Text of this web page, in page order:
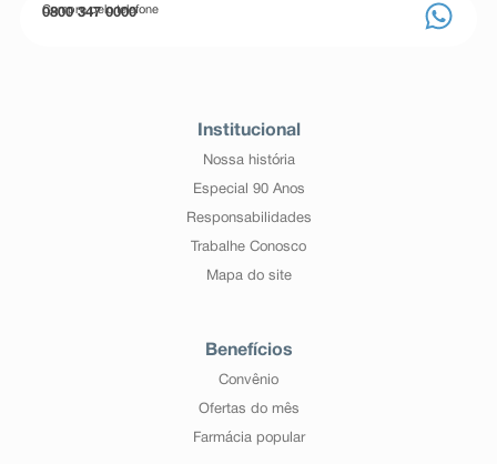
Compre pelo telefone
0800 347 0000
Institucional
Nossa história
Especial 90 Anos
Responsabilidades
Trabalhe Conosco
Mapa do site
Benefícios
Convênio
Ofertas do mês
Farmácia popular